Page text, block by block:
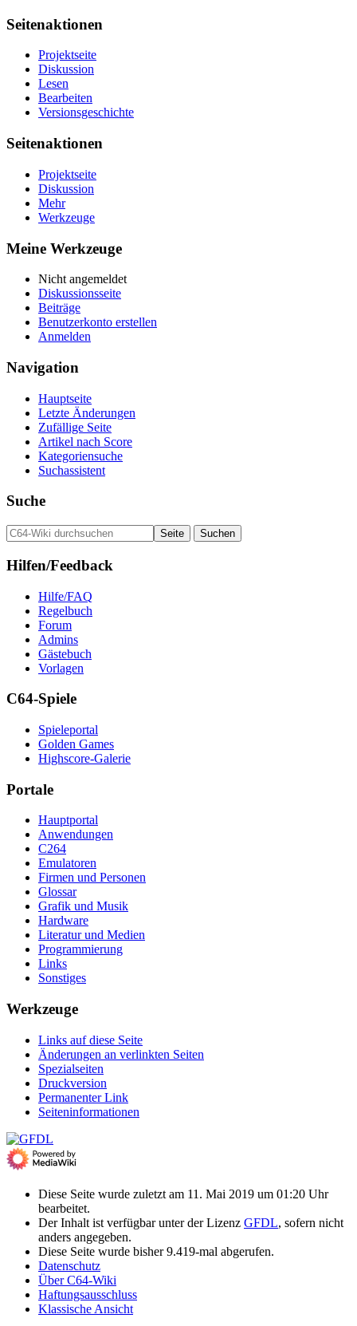
Seitenaktionen
Projektseite
Diskussion
Lesen
Bearbeiten
Versionsgeschichte
Seitenaktionen
Projektseite
Diskussion
Mehr
Werkzeuge
Meine Werkzeuge
Nicht angemeldet
Diskussionsseite
Beiträge
Benutzerkonto erstellen
Anmelden
Navigation
Hauptseite
Letzte Änderungen
Zufällige Seite
Artikel nach Score
Kategoriensuche
Suchassistent
Suche
Hilfen/Feedback
Hilfe/FAQ
Regelbuch
Forum
Admins
Gästebuch
Vorlagen
C64-Spiele
Spieleportal
Golden Games
Highscore-Galerie
Portale
Hauptportal
Anwendungen
C264
Emulatoren
Firmen und Personen
Glossar
Grafik und Musik
Hardware
Literatur und Medien
Programmierung
Links
Sonstiges
Werkzeuge
Links auf diese Seite
Änderungen an verlinkten Seiten
Spezialseiten
Druckversion
Permanenter Link
Seiten­­informationen
Diese Seite wurde zuletzt am 11. Mai 2019 um 01:20 Uhr
bearbeitet.
Der Inhalt ist verfügbar unter der Lizenz GFDL, sofern nicht
anders angegeben.
Diese Seite wurde bisher 9.419-mal abgerufen.
Datenschutz
Über C64-Wiki
Haftungsausschluss
Klassische Ansicht